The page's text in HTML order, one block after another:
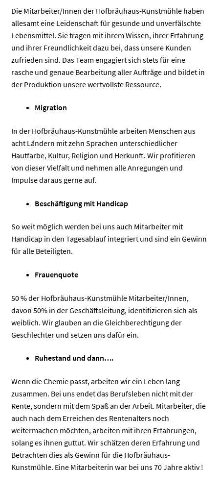
Die Mitarbeiter/Innen der Hofbräuhaus-Kunstmühle haben
allesamt eine Leidenschaft für gesunde und unverfälschte
Lebensmittel. Sie tragen mit ihrem Wissen, ihrer Erfahrung
und ihrer Freundlichkeit dazu bei, dass unsere Kunden
zufrieden sind. Das Team engagiert sich stets für eine
rasche und genaue Bearbeitung aller Aufträge und bildet in
der Produktion unsere wertvollste Ressource.
Migration
In der Hofbräuhaus-Kunstmühle arbeiten Menschen aus
acht Ländern mit zehn Sprachen unterschiedlicher
Hautfarbe, Kultur, Religion und Herkunft. Wir profitieren
von dieser Vielfalt und nehmen alle Anregungen und
Impulse daraus gerne auf.
Beschäftigung mit Handicap
So weit möglich werden bei uns auch Mitarbeiter mit
Handicap in den Tagesablauf integriert und sind ein Gewinn
für alle Beteiligten.
Frauenquote
50 % der Hofbräuhaus-Kunstmühle Mitarbeiter/Innen,
davon 50% in der Geschäftsleitung, identifizieren sich als
weiblich. Wir glauben an die Gleichberechtigung der
Geschlechter und setzen uns dafür ein.
Ruhestand und dann….
Wenn die Chemie passt, arbeiten wir ein Leben lang
zusammen. Bei uns endet das Berufsleben nicht mit der
Rente, sondern mit dem Spaß an der Arbeit. Mitarbeiter, die
auch nach dem Erreichen des Rentenalters noch
weitermachen möchten, arbeiten mit ihren Erfahrungen,
solang es ihnen guttut. Wir schätzen deren Erfahrung und
Betrachten dies als Gewinn für die Hofbräuhaus-
Kunstmühle. Eine Mitarbeiterin war bei uns 70 Jahre aktiv !